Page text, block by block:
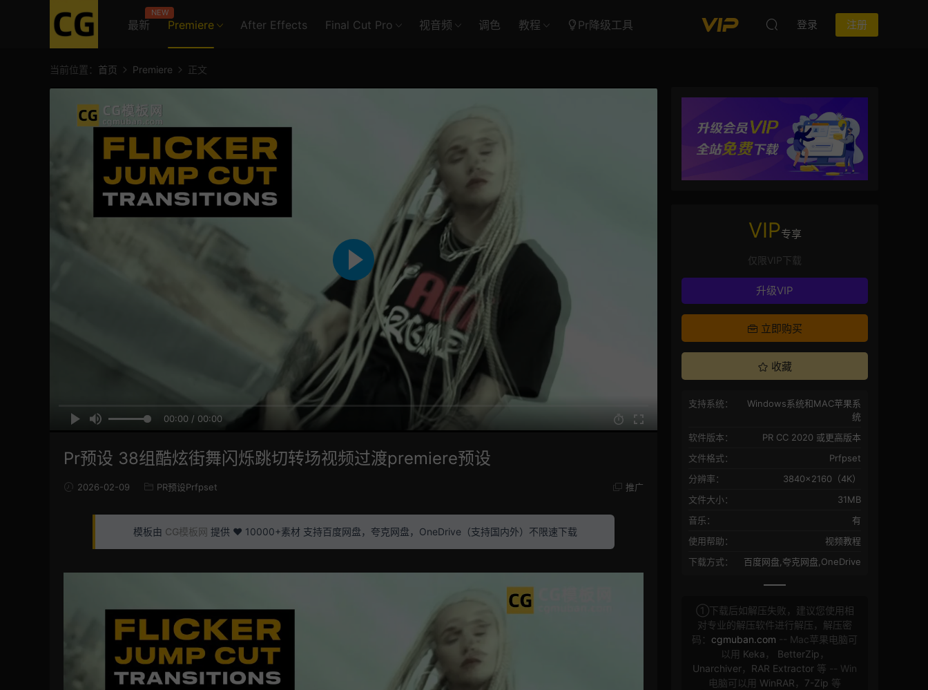
最新
NEW
Premiere After Effects Final Cut Pro 视音频 调色 教程 Pr降级工具 登录 注册
当前位置： 首页 Premiere 正文
00:00 / 00:00
Pr预设 38组酷炫街舞闪烁跳切转场视频过渡premiere预设
2026-02-09 PR预设Prfpset 推广
模板由 CG模板网 提供 ❤️ 10000+素材 支持百度网盘，夸克网盘，OneDrive（支持国内外）不限速下载
VIP专享
仅限VIP下载
升级VIP
立即购买
收藏
支持系统：
Windows系统和MAC苹果系
统
软件版本：
PR CC 2020 或更高版本
文件格式：
Prfpset
分辨率：
3840×2160（4K）
文件大小：
31MB
音乐：
有
使用帮助：
视频教程
下载方式：
百度网盘,夸克网盘,OneDrive
①下载后如解压失败，建议您使用相
对专业的解压软件进行解压，解压密
码： cgmuban.com -- Mac苹果电脑可
以用 Keka ， BetterZip ，
Unarchiver， RAR Extractor 等 -- Win
电脑可以用 WinRAR ， 7-Zip 等